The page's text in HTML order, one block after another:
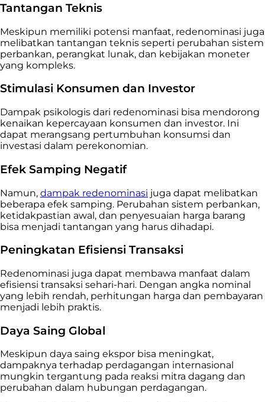
Tantangan Teknis
Meskipun memiliki potensi manfaat, redenominasi juga
melibatkan tantangan teknis seperti perubahan sistem
perbankan, perangkat lunak, dan kebijakan moneter
yang kompleks.
Stimulasi Konsumen dan Investor
Dampak psikologis dari redenominasi bisa mendorong
kenaikan kepercayaan konsumen dan investor. Ini
dapat merangsang pertumbuhan konsumsi dan
investasi dalam perekonomian.
Efek Samping Negatif
Namun, dampak redenominasi juga dapat melibatkan
beberapa efek samping. Perubahan sistem perbankan,
ketidakpastian awal, dan penyesuaian harga barang
bisa menjadi tantangan yang harus dihadapi.
Peningkatan Efisiensi Transaksi
Redenominasi juga dapat membawa manfaat dalam
efisiensi transaksi sehari-hari. Dengan angka nominal
yang lebih rendah, perhitungan harga dan pembayaran
menjadi lebih praktis.
Daya Saing Global
Meskipun daya saing ekspor bisa meningkat,
dampaknya terhadap perdagangan internasional
mungkin tergantung pada reaksi mitra dagang dan
perubahan dalam hubungan perdagangan.